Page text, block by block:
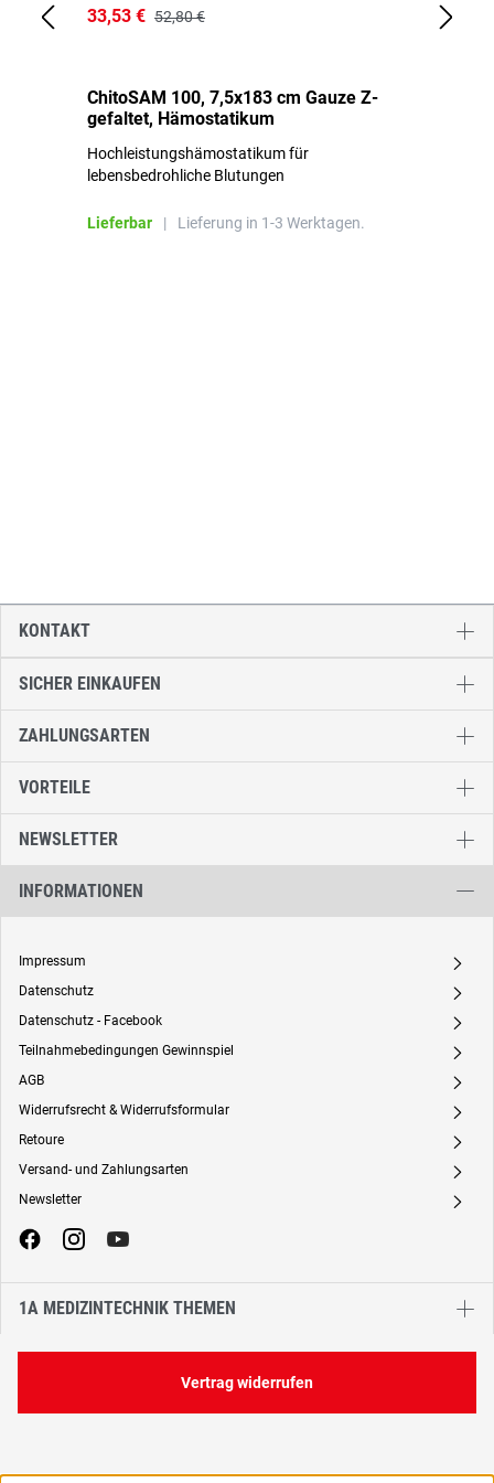
33,53 € 52,80 €
ChitoSAM 100, 7,5x183 cm Gauze Z-
gefaltet, Hämostatikum
Hochleistungshämostatikum für
lebensbedrohliche Blutungen
Lieferbar | Lieferung in 1-3 Werktagen.
SICHER EINKAUFEN
ZAHLUNGSARTEN
VORTEILE
NEWSLETTER
INFORMATIONEN
Impressum A
Datenschutz A
Datenschutz - Facebook A
Teilnahmebedingungen Gewinnspiel A
AGB A
Widerrufsrecht & Widerrufsformular A
Retoure A
Versand- und Zahlungsarten A
Newsletter A
1A MEDIZINTECHNIK THEMEN
KONTAKT
Vertrag widerrufen